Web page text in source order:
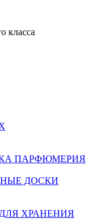
класса
ПАРФЮМЕРИЯ
ДОСКИ
ХРАНЕНИЯ